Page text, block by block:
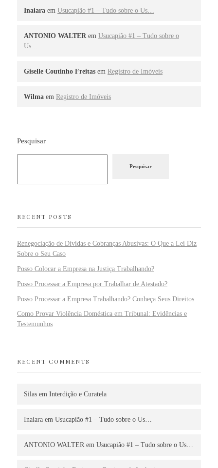
Inaiara em Usucapião #1 – Tudo sobre o Us…
ANTONIO WALTER em Usucapião #1 – Tudo sobre o
Us…
Giselle Coutinho Freitas em Registro de Imóveis
Wilma em Registro de Imóveis
Pesquisar
Pesquisar
RECENT POSTS
Renegociação de Dívidas e Cobranças Abusivas: O Que a Lei Diz
Sobre o Seu Caso
Posso Colocar a Empresa na Justiça Trabalhando?
Posso Processar a Empresa por Trabalhar de Atestado?
Posso Processar a Empresa Trabalhando? Conheça Seus Direitos
Como Provar Violência Doméstica em Tribunal: Evidências e
Testemunhos
RECENT COMMENTS
Silas em Interdição e Curatela
Inaiara em Usucapião #1 – Tudo sobre o Us…
ANTONIO WALTER em Usucapião #1 – Tudo sobre o Us…